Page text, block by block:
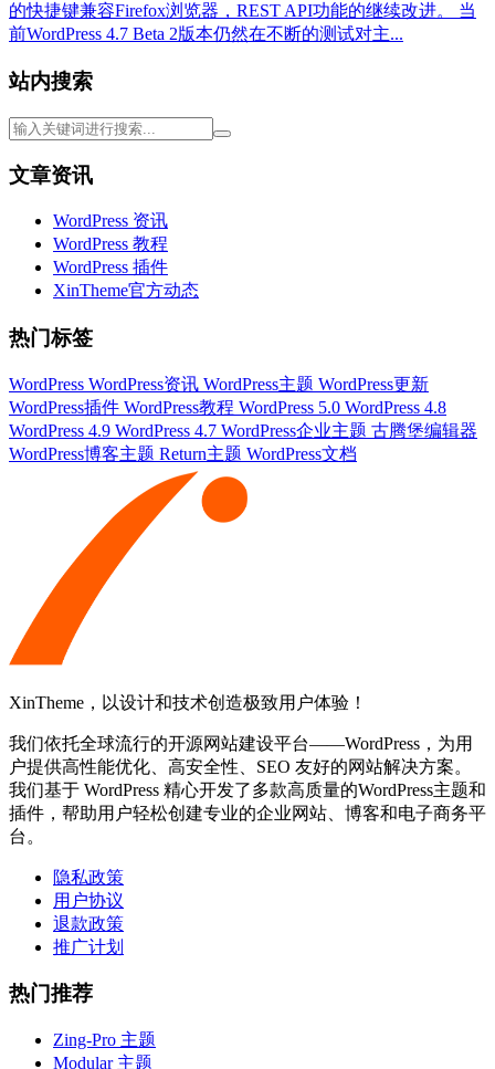
的快捷键兼容Firefox浏览器，REST API功能的继续改进。 当
前WordPress 4.7 Beta 2版本仍然在不断的测试对主...
站内搜索
文章资讯
WordPress 资讯
WordPress 教程
WordPress 插件
XinTheme官方动态
热门标签
WordPress WordPress资讯 WordPress主题 WordPress更新
WordPress插件 WordPress教程 WordPress 5.0 WordPress 4.8
WordPress 4.9 WordPress 4.7 WordPress企业主题 古腾堡编辑器
WordPress博客主题 Return主题 WordPress文档
XinTheme，以设计和技术创造极致用户体验！
我们依托全球流行的开源网站建设平台——WordPress，为用
户提供高性能优化、高安全性、SEO 友好的网站解决方案。
我们基于 WordPress 精心开发了多款高质量的WordPress主题和
插件，帮助用户轻松创建专业的企业网站、博客和电子商务平
台。
隐私政策
用户协议
退款政策
推广计划
热门推荐
Zing-Pro 主题
Modular 主题